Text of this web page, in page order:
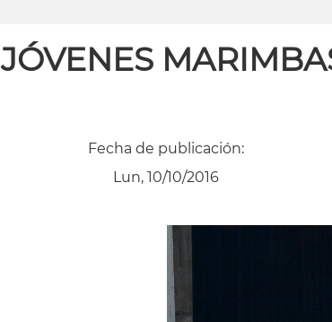
JÓVENES
Fecha de publicación:
Lun, 10/10/2016